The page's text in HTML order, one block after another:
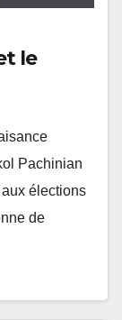
le
Pachinian
élections
de